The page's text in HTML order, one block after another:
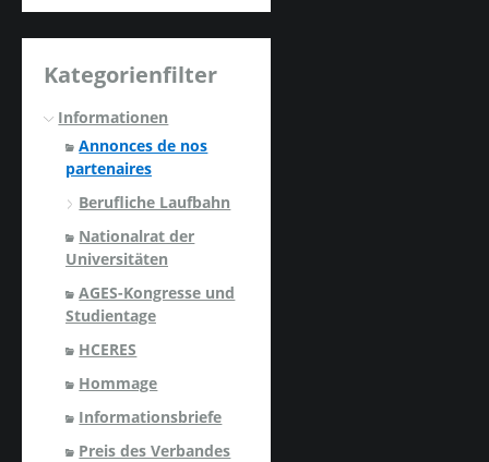
Kategorienfilter
Informationen
Annonces de nos
partenaires
Berufliche Laufbahn
Nationalrat der
Universitäten
AGES-Kongresse und
Studientage
HCERES
Hommage
Informationsbriefe
Preis des Verbandes